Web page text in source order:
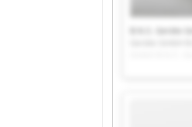
B.N.S. Geräte